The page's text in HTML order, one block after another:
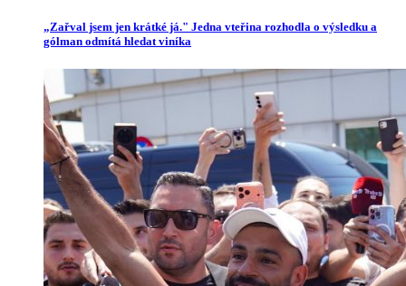
„Zařval jsem jen krátké já." Jedna vteřina rozhodla o výsledku a
gólman odmítá hledat viníka